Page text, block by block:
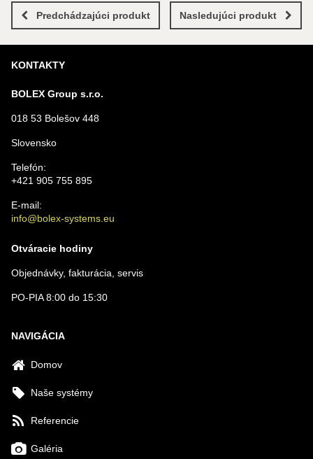
Nový komentár
MENO
VÁŠ E-MAIL
VAŠA OTÁZKA K PRODUKTU
Predchádzajúci produkt Nasledujúci produkt
KONTAKTY
BOLEX Group s.r.o.
018 53 Bolešov 448
Slovensko
Telefón:
+421 905 755 895
E-mail:
info@bolex-systems.eu
Otváracie hodiny
Objednávky, fakturácia, servis
PO-PIA 8:00 do 15:30
NAVIGÁCIA
Domov
Naše systémy
Referencie
Galéria